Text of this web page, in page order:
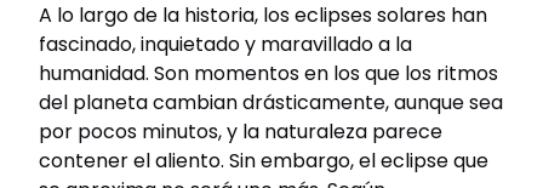
A lo largo de la historia, los eclipses solares han
fascinado, inquietado y maravillado a la
humanidad. Son momentos en los que los ritmos
del planeta cambian drásticamente, aunque sea
por pocos minutos, y la naturaleza parece
contener el aliento. Sin embargo, el eclipse que